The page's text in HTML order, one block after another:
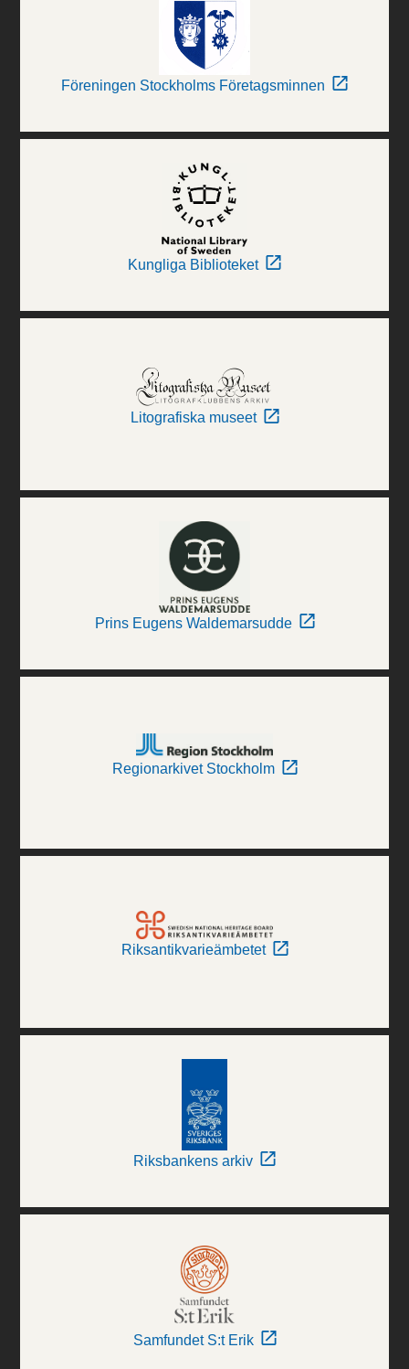
Föreningen Stockholms Företagsminnen
Kungliga Biblioteket
Litografiska museet
Prins Eugens Waldemarsudde
Regionarkivet Stockholm
Riksantikvarieämbetet
Riksbankens arkiv
Samfundet S:t Erik